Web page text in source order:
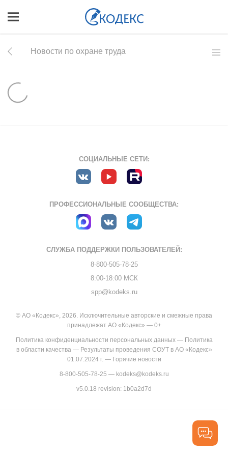
Новости по охране труда
СОЦИАЛЬНЫЕ СЕТИ:
ПРОФЕССИОНАЛЬНЫЕ СООБЩЕСТВА:
СЛУЖБА ПОДДЕРЖКИ ПОЛЬЗОВАТЕЛЕЙ:
8-800-505-78-25
8:00-18:00 МСК
spp@kodeks.ru
© АО «Кодекс», 2026. Исключительные авторские и смежные права
принадлежат АО «Кодекс» — 0+
Политика конфиденциальности персональных данных— Политика
в области качества— Результаты проведения СОУТ в АО «Кодекс»
01.07.2024 г.— Горячие новости
8-800-505-78-25 — kodeks@kodeks.ru
v5.0.18 revision: 1b0a2d7d